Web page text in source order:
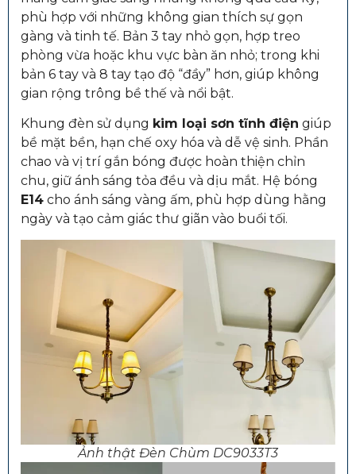
phù hợp với những không gian thích sự gọn
gàng và tinh tế. Bản 3 tay nhỏ gọn, hợp treo
phòng vừa hoặc khu vực bàn ăn nhỏ; trong khi
bản 6 tay và 8 tay tạo độ “đầy” hơn, giúp không
gian rộng trông bề thế và nổi bật.
Khung đèn sử dụng kim loại sơn tĩnh điện giúp
bề mặt bền, hạn chế oxy hóa và dễ vệ sinh. Phần
chao và vị trí gắn bóng được hoàn thiện chỉn
chu, giữ ánh sáng tỏa đều và dịu mắt. Hệ bóng
E14 cho ánh sáng vàng ấm, phù hợp dùng hằng
ngày và tạo cảm giác thư giãn vào buổi tối.
Ảnh thật Đèn Chùm DC9033T3